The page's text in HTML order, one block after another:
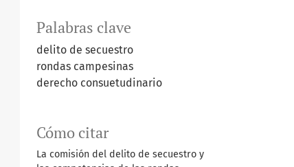
Palabras clave
delito de secuestro
rondas campesinas
derecho consuetudinario
Cómo citar
La comisión del delito de secuestro y